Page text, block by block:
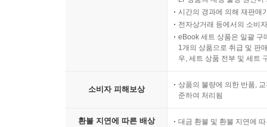
시간의 경과에 의해 재판매
전자상거래 등에서의 소비
eBook 세트 상품은 일괄 구
1개의 상품으로 취급 및 판
우, 세트 상품 전부 및 세트
소비자 피해보상
상품의 불량에 의한 반품,
준하여 처리됨
환불 지연에 따른 배상 대금 환불 및 환불 지연에